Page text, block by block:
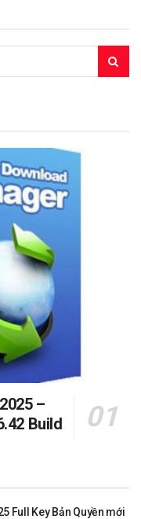
–
Build
Full Key Bản Quyền mới